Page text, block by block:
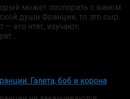
может поспорить с вином
души Франции, то это сыр.
— его чтят, изучают,
Галета, боб и корона